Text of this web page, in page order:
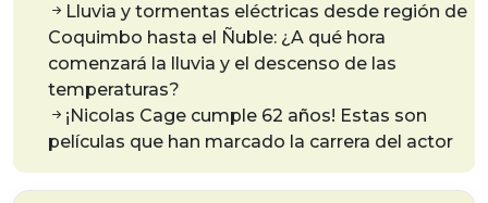
Lluvia y tormentas eléctricas desde región de
Coquimbo hasta el Ñuble: ¿A qué hora
comenzará la lluvia y el descenso de las
temperaturas?
¡Nicolas Cage cumple 62 años! Estas son
películas que han marcado la carrera del actor